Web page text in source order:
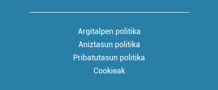
Argitalpen politika
Aniztasun politika
Pribatutasun politika
Cookieak